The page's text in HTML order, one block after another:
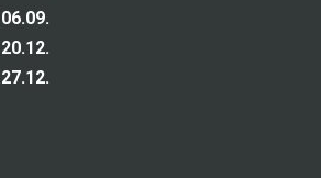
06.09.
20.12.
27.12.